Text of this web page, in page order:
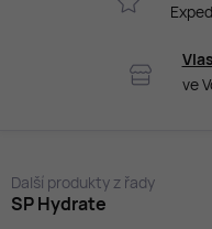
ve
Další produkty z řady
SP Hydrate